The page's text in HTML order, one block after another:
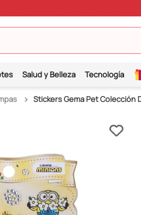
Salud y Belleza Tecnología
Stickers Gema Pet Colección